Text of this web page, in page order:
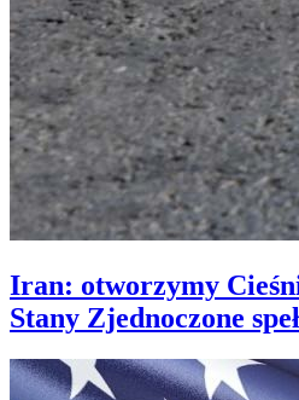
Iran: otworzymy
Stany Zjednoczone